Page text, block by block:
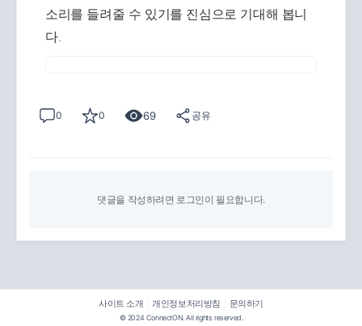
소리를 들려줄 수 있기를 진심으로 기대해 봅니
다.
0 0 69 공유
댓글을 작성하려면 로그인이 필요합니다.
사이트 소개 개인정보처리방침 문의하기
© 2024 ConnectON. All rights reserved.